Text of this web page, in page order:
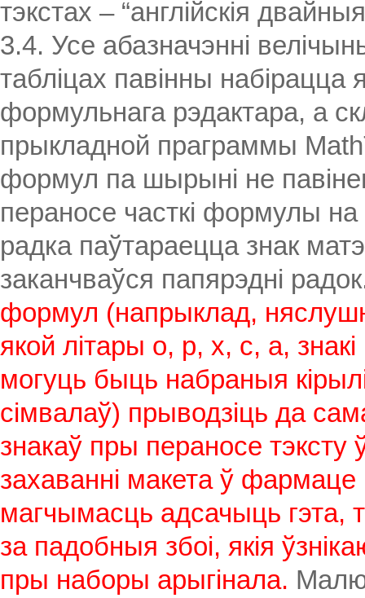
тэкстах – “англійскія
3.4. Усе абазначэнні
табліцах павінны набірацца
формульнага рэдактара, а
прыкладной праграммы
формул па шырыні не
пераносе часткі формулы на
радка паўтараецца знак
заканчваўся папярэдні
формул (напрыклад,
якой літары о, р, х, с, а,
могуць быць набраныя
сімвалаў) прыводзіць да
знакаў пры пераносе
захаванні макета ў
магчымасць адсачыць гэта,
за падобныя збоі, якія
пры наборы арыгінала.